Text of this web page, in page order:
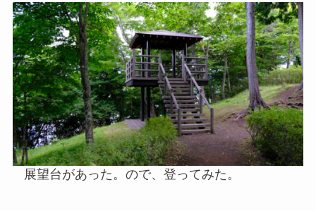
展望台があった。ので、登ってみた。